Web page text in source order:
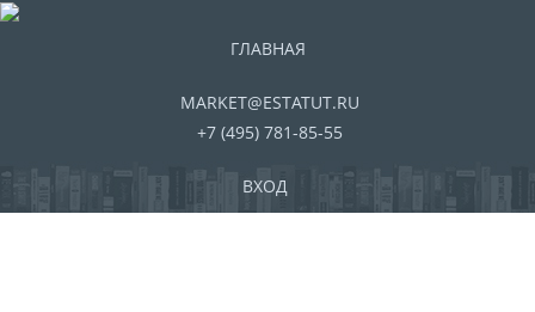
ГЛАВНАЯ
MARKET@ESTATUT.RU
+7 (495) 781-85-55
ВХОД